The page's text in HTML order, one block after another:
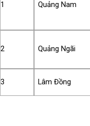
1 Quảng Nam
2 Quảng Ngãi
3 Lâm Đồng